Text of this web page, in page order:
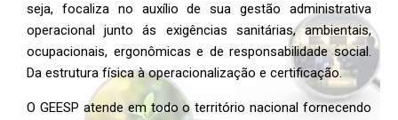
seja, focaliza no auxílio de sua gestão administrativa
operacional junto ás exigências sanitárias, ambientais,
ocupacionais, ergonômicas e de responsabilidade social.
Da estrutura física à operacionalização e certificação.
O GEESP atende em todo o território nacional fornecendo